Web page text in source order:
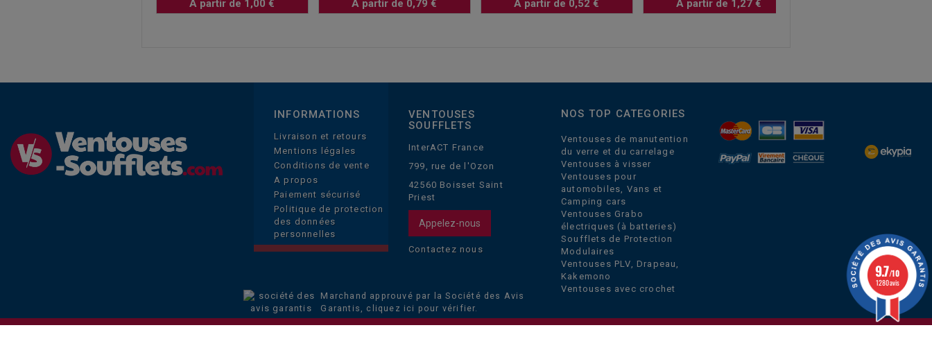
A partir de 1,00 € A partir de 0,79 € A partir de 0,52 € A partir de 1,27 €
INFORMATIONS
Livraison et retours
Mentions légales
Conditions de vente
A propos
Paiement sécurisé
Politique de protection
des données
personnelles
VENTOUSES
SOUFFLETS
InterACT France
799, rue de l'Ozon
42560 Boisset Saint
Priest
Appelez-nous
Contactez nous
Marchand approuvé par la Société des Avis
Garantis, cliquez ici pour vérifier.
NOS TOP CATEGORIES
Ventouses de manutention
du verre et du carrelage
Ventouses à visser
Ventouses pour
automobiles, Vans et
Camping cars
Ventouses Grabo
électriques (à batteries)
Soufflets de Protection
Modulaires
Ventouses PLV, Drapeau,
Kakemono
Ventouses avec crochet
9.7/10
1280 avis